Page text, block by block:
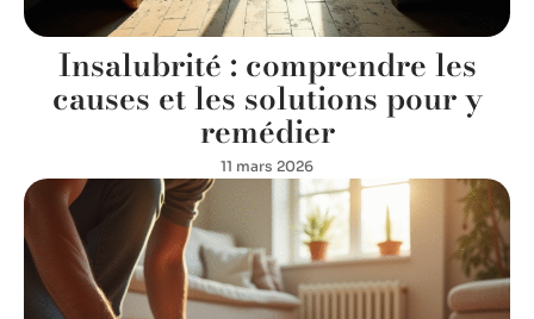
Insalubrité : comprendre les
causes et les solutions pour y
remédier
11 mars 2026